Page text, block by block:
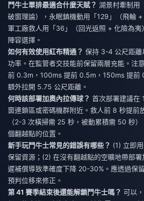
鬥牛士單排最適合什麼天賦？ 湖景村牽制用
破窗理論），永眠鎮機動用「129」（飛輪 +
軍工廠救人用「36」（回光返照 + 化險為夷
陣容選擇。
如何有效使用紅布精通？ 保持 3-4 公尺距離
功率。在監管者交技能前保留兩層充能。注
前 0.3m，100ms 提前 0.5m，150ms 提前
額外拉開 5.75 公尺距離。
何時該部署加奧內拉傳球？ 首次部署建議在
窗連鎖區或密碼機群附近。救人前 8 秒提前
（2-3 次橫掃需 25 秒，被動累積需 50 秒
個翻越點的位置。
新手玩鬥牛士常見的錯誤有哪些？ (1) 立即
保留資源；(2) 在沒有翻越點的空曠地帶部
遲補償導致準確度下降 20-30%。應透過保
預判位移來修正。
第 41 賽季結束後還能解鎖鬥牛士嗎？ 可以